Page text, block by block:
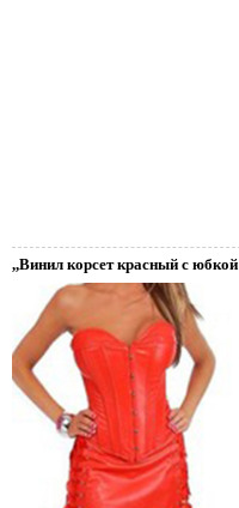
Пивной праздник.
,,Винил корсет красный с юбкой